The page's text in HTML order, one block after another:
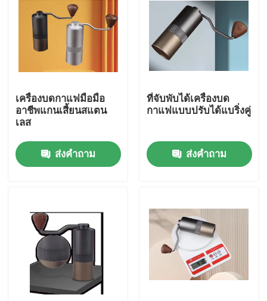
แสดง VR
เกี่ยวกับเรา
ทัวร์โรงงาน
ควบคุมคุณภาพ
คดี
เครื่องบดเมล็ดกาแฟ
เครื่องบดกาแฟเสี้ยน
เครื่องบดกาแฟมือมือ
อาชีพแกนเสี้ยนสแตน
เลส
ส่งคำถาม
ที่จับพับได้เครื่องบด
กาแฟแบบปรับได้แบริ่งคู่
ส่งคำถาม